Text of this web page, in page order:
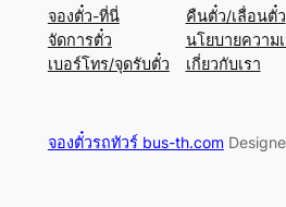
จองตั๋ว-ที่นี่
จัดการตั๋ว
เบอร์โทร/จุดรับตั๋ว
คืนตั๋ว/เลื่อนตั๋ว
นโยบายความ
เกี่ยวกับเรา
จองตั๋วรถทัวร์ bus-th.com